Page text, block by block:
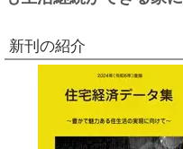
新刊の紹介